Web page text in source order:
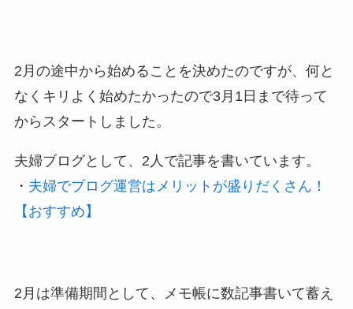
2月の途中から始めることを決めたのですが、何と
なくキリよく始めたかったので3月1日まで待って
からスタートしました。
夫婦ブログとして、2人で記事を書いています。
・ 夫婦でブログ運営はメリットが盛りだくさん！
【おすすめ】
2月は準備期間として、メモ帳に数記事書いて蓄え